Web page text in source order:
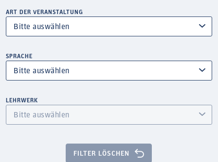
ART DER VERANSTALTUNG
SPRACHE
LEHRWERK
FILTER LÖSCHEN